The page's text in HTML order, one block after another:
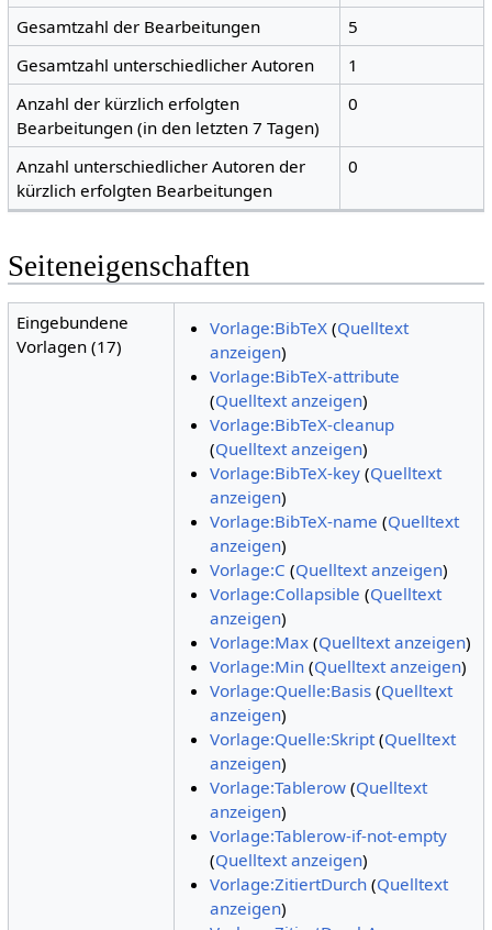
Gesamtzahl der Bearbeitungen
5
Gesamtzahl unterschiedlicher Autoren
1
Anzahl der kürzlich erfolgten
Bearbeitungen (in den letzten 7 Tagen)
0
Anzahl unterschiedlicher Autoren der
kürzlich erfolgten Bearbeitungen
0
Seiteneigenschaften
Eingebundene
Vorlagen (17)
Vorlage:BibTeX(Quelltext
anzeigen)
Vorlage:BibTeX-attribute
(Quelltext anzeigen)
Vorlage:BibTeX-cleanup
(Quelltext anzeigen)
Vorlage:BibTeX-key(Quelltext
anzeigen)
Vorlage:BibTeX-name (Quelltext
anzeigen)
Vorlage:C (Quelltext anzeigen)
Vorlage:Collapsible (Quelltext
anzeigen)
Vorlage:Max(Quelltext anzeigen)
Vorlage:Min(Quelltext anzeigen)
Vorlage:Quelle:Basis(Quelltext
anzeigen)
Vorlage:Quelle:Skript(Quelltext
anzeigen)
Vorlage:Tablerow(Quelltext
anzeigen)
Vorlage:Tablerow-if-not-empty
(Quelltext anzeigen)
Vorlage:ZitiertDurch(Quelltext
anzeigen)